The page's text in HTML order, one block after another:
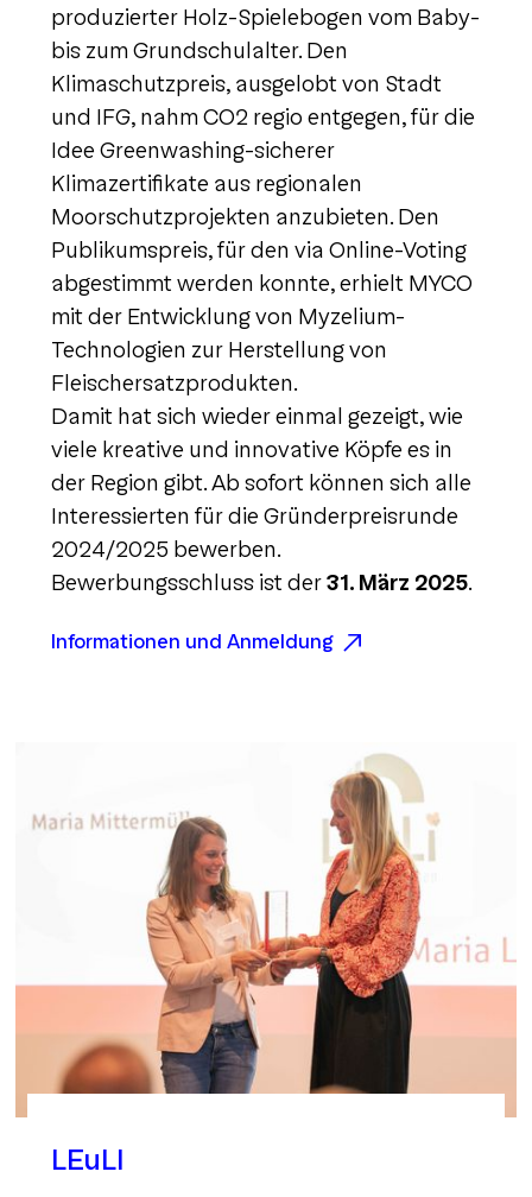
produzierter Holz-Spielebogen vom Baby-
bis zum Grundschulalter. Den
Klimaschutzpreis, ausgelobt von Stadt
und IFG, nahm CO2 regio entgegen, für die
Idee Greenwashing-sicherer
Klimazertifikate aus regionalen
Moorschutzprojekten anzubieten. Den
Publikumspreis, für den via Online-Voting
abgestimmt werden konnte, erhielt MYCO
mit der Entwicklung von Myzelium-
Technologien zur Herstellung von
Fleischersatzprodukten.
Damit hat sich wieder einmal gezeigt, wie
viele kreative und innovative Köpfe es in
der Region gibt. Ab sofort können sich alle
Interessierten für die Gründerpreisrunde
2024/2025 bewerben.
Bewerbungsschluss ist der31. März 2025.
Informationen und Anmeldung
LEuLI